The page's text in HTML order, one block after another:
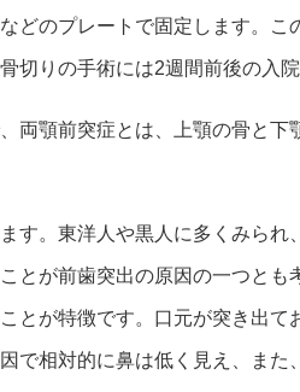
どのプレートで固定します。こ
切りの手術には2週間前後の入院
両顎前突症とは、上顎の骨と下
す。東洋人や黒人に多くみられ
とが前歯突出の原因の一つとも
とが特徴です。口元が突き出て
で相対的に鼻は低く見え、また